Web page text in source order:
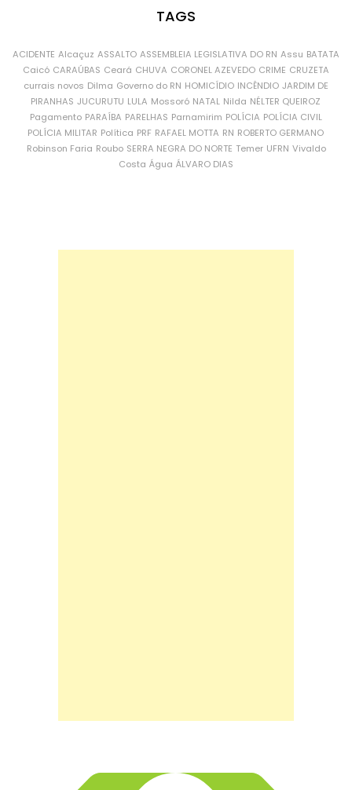
TAGS
ACIDENTE Alcaçuz ASSALTO ASSEMBLEIA LEGISLATIVA DO RN Assu BATATA
Caicó CARAÚBAS Ceará CHUVA CORONEL AZEVEDO CRIME CRUZETA
currais novos Dilma Governo do RN HOMICÍDIO INCÊNDIO JARDIM DE
PIRANHAS JUCURUTU LULA Mossoró NATAL Nilda NÉLTER QUEIROZ
Pagamento PARAÍBA PARELHAS Parnamirim POLÍCIA POLÍCIA CIVIL
POLÍCIA MILITAR Política PRF RAFAEL MOTTA RN ROBERTO GERMANO
Robinson Faria Roubo SERRA NEGRA DO NORTE Temer UFRN Vivaldo
Costa Água ÁLVARO DIAS